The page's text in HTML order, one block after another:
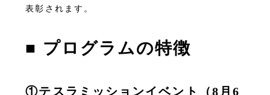
表彰されます。
■ プログラムの特徴
①テスラミッションイベント（8月6